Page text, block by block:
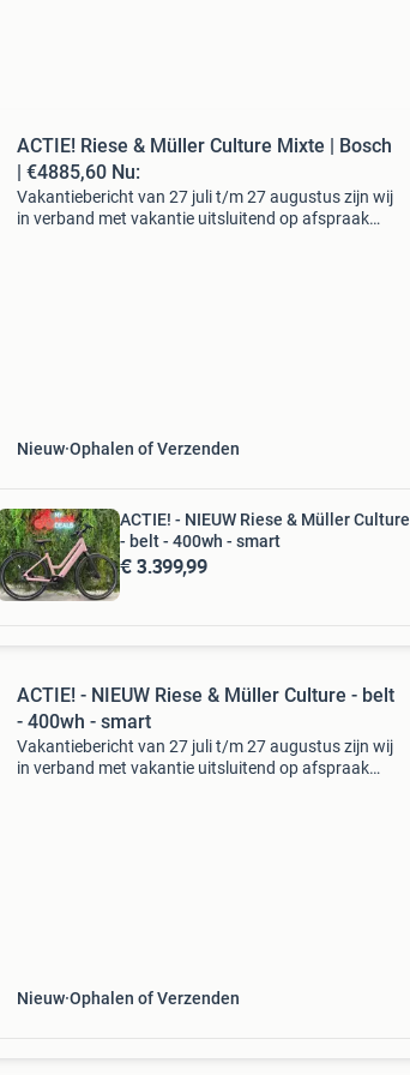
ACTIE! Riese & Müller Culture Mixte | Bosch
| €4885,60 Nu:
Vakantiebericht van 27 juli t/m 27 augustus zijn wij
in verband met vakantie uitsluitend op afspraak
Nieuw Ophalen of Verzenden
ACTIE! - NIEUW Riese & Müller Culture
- belt - 400wh - smart
€ 3.399,99
ACTIE! - NIEUW Riese & Müller Culture - belt
- 400wh - smart
Vakantiebericht van 27 juli t/m 27 augustus zijn wij
in verband met vakantie uitsluitend op afspraak
Nieuw Ophalen of Verzenden